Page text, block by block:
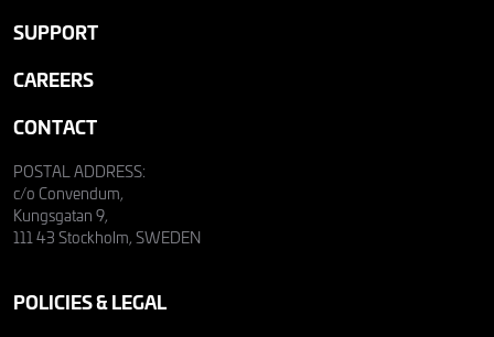
SUPPORT
CAREERS
CONTACT
POSTAL ADDRESS:
c/o Convendum,
Kungsgatan 9,
111 43 Stockholm, SWEDEN
POLICIES & LEGAL